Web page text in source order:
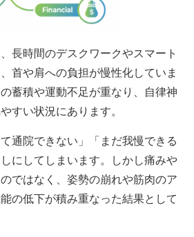
長時間のデスクワークやスマート
首や肩への負担が慢性化していま
蓄積や運動不足が重なり、自律神
すい状況にあります。
通院できない」「まだ我慢できる
にしてしまいます。しかし痛みや
ではなく、姿勢の崩れや筋肉のア
の低下が積み重なった結果として